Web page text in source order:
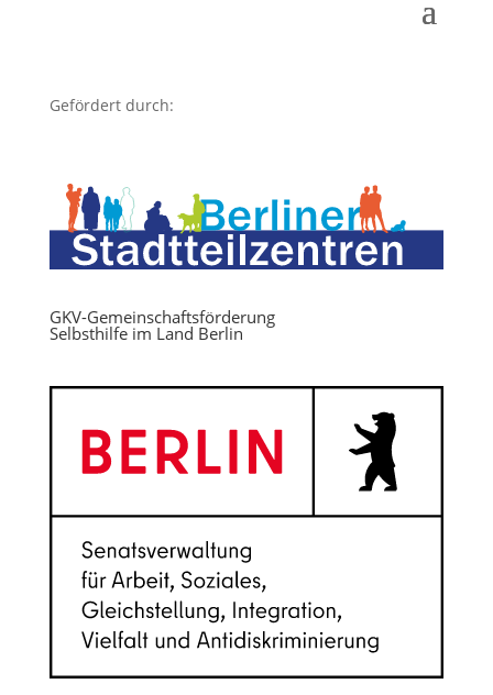
Gefördert durch:
GKV-Gemeinschaftsförderung
Selbsthilfe im Land Berlin